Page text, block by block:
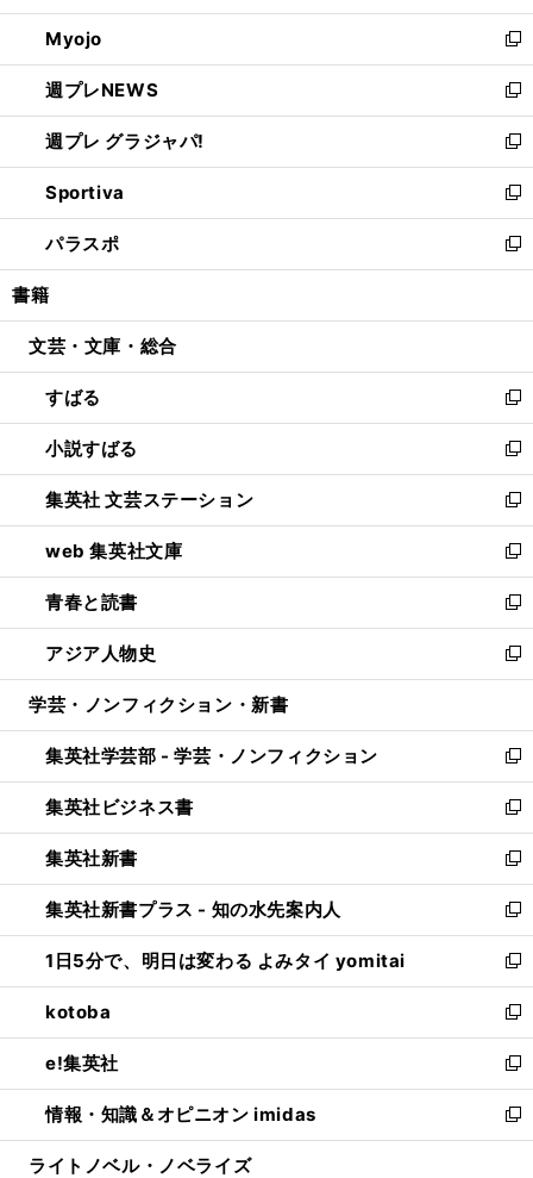
開
く
ウ
で
開
く
ン
ド
ウ
で
開
く
ウ
ィ
ン
ド
ウ
で
開
く
Myojo
新
し
い
ウ
ィ
ン
ド
ウ
で
開
週プレNEWS
新
し
い
ウ
ィ
ン
ド
ウ
開
週プレ グラジャパ!
新
し
い
ウ
ィ
ン
ウ
開
く
Sportiva
新
し
い
ウ
ン
ウ
で
開
く
パラスポ
新
し
ウ
ン
ド
ウ
で
開
く
書籍
文芸・文庫・総合
すばる
新
し
い
ウ
ィ
ン
ド
ウ
で
開
く
小説すばる
新
し
い
ウ
ィ
ン
ド
ウ
で
開
集英社 文芸ステーション
新
し
い
ウ
ィ
ン
ド
ウ
開
く
web 集英社文庫
新
し
い
ウ
ィ
ン
ウ
で
開
く
青春と読書
新
し
い
ウ
ン
ド
ウ
で
開
く
アジア人物史
新
し
ウ
ィ
ン
ド
ウ
で
開
く
学芸・ノンフィクション・新書
集英社学芸部 - 学芸・ノンフィクション
新
し
い
ウ
ィ
ン
ド
ウ
で
開
く
集英社ビジネス書
新
し
い
ウ
ィ
ン
ド
ウ
で
開
く
集英社新書
新
し
い
ウ
ィ
ン
ド
ウ
で
開
く
集英社新書プラス - 知の水先案内人
新
し
い
ウ
ィ
ン
ド
ウ
で
開
1日5分で、明日は変わる よみタイ yomitai
新
し
い
ウ
ィ
ン
ド
ウ
kotoba
新
し
い
ウ
ィ
ン
e!集英社
新
し
い
ウ
情報・知識＆オピニオン imidas
新
し
ライトノベル・ノベライズ